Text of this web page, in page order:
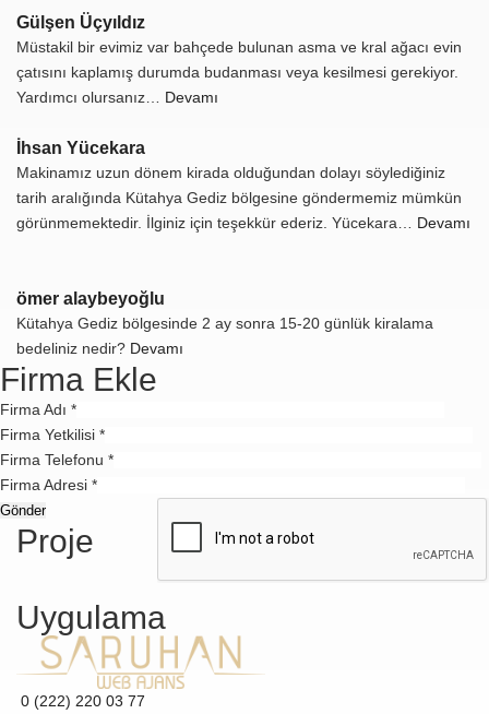
Gülşen Üçyıldız
Müstakil bir evimiz var bahçede bulunan asma ve kral ağacı evin
çatısını kaplamış durumda budanması veya kesilmesi gerekiyor.
Yardımcı olursanız… Devamı
İhsan Yücekara
Makinamız uzun dönem kirada olduğundan dolayı söylediğiniz
tarih aralığında Kütahya Gediz bölgesine göndermemiz mümkün
görünmemektedir. İlginiz için teşekkür ederiz. Yücekara… Devamı
ömer alaybeyoğlu
Kütahya Gediz bölgesinde 2 ay sonra 15-20 günlük kiralama
bedeliniz nedir? Devamı
Firma Ekle
Firma Adı *
Firma Yetkilisi *
Firma Telefonu *
Firma Adresi *
Proje
Uygulama
0 (222) 220 03 77